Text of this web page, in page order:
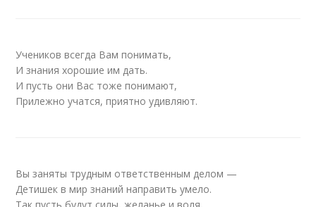
Учеников всегда Вам понимать,
И знания хорошие им дать.
И пусть они Вас тоже понимают,
Прилежно учатся, приятно удивляют.
Вы заняты трудным ответственным делом —
Детишек в мир знаний направить умело.